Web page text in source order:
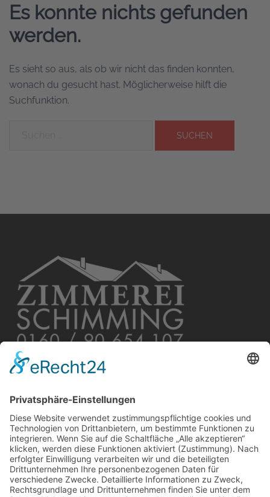
Es konnte nichts gefunden
werden.
Es sieht so aus, als ob wir nicht das finden konnten,
wonach du gesucht hast. Möglicherweise hilft die
Suchfunktion.
Unsere Erfahrungen als Meisterbetrieb im Handwerk
besondere Wohlfühlklima im ganzen Haus. Gerne
informieren wir Sie auch persönlich und beantworten
Ihre Fragen.
ZIMMEREI SCHIMMING